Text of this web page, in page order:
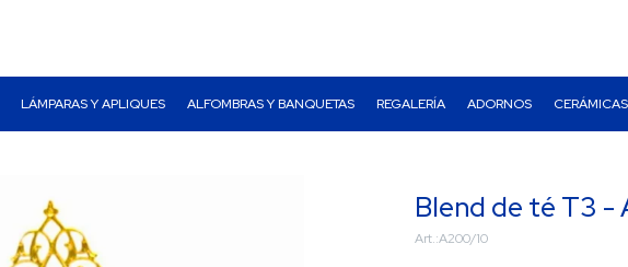
LÁMPARAS Y APLIQUES ALFOMBRAS Y BANQUETAS REGALERÍA ADORNOS CERÁMICAS
Blend de té T3 -
A200/10